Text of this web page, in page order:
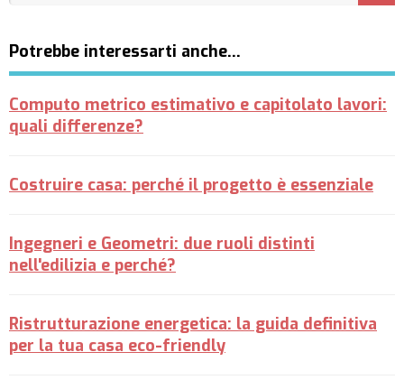
Potrebbe interessarti anche…
Computo metrico estimativo e capitolato lavori:
quali differenze?
Costruire casa: perché il progetto è essenziale
Ingegneri e Geometri: due ruoli distinti
nell'edilizia e perché?
Ristrutturazione energetica: la guida definitiva
per la tua casa eco-friendly